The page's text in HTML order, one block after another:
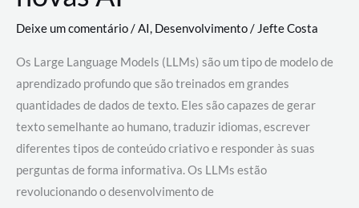
Deixe um comentário/AI, Desenvolvimento/ Jefte Costa
Os Large Language Models (LLMs) são um tipo de modelo de
aprendizado profundo que são treinados em grandes
quantidades de dados de texto. Eles são capazes de gerar
texto semelhante ao humano, traduzir idiomas, escrever
diferentes tipos de conteúdo criativo e responder às suas
perguntas de forma informativa. Os LLMs estão
revolucionando o desenvolvimento de